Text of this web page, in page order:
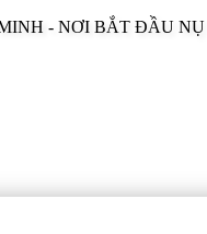
- NƠI BẮT ĐẦU